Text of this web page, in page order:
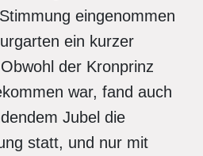
eingenommen
ein kurzer
der Kronprinz
war, fand auch
Jubel die
statt, und nur mit